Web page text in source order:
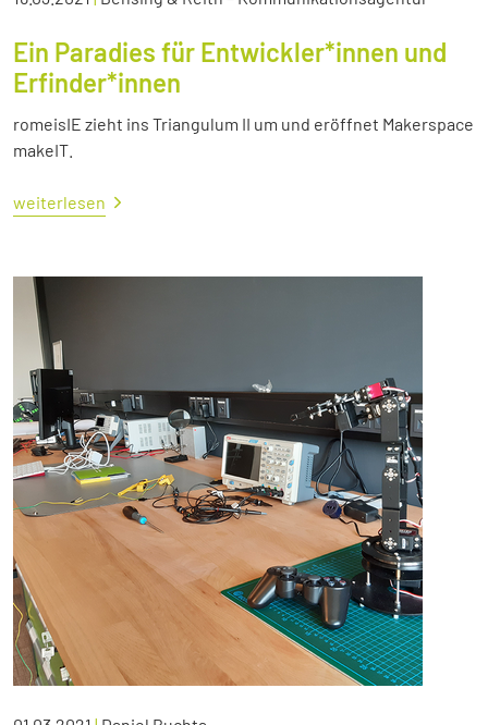
Ein Paradies für Entwickler*innen und
Erfinder*innen
romeisIE zieht ins Triangulum II um und eröffnet Makerspace
makeIT.
weiterlesen